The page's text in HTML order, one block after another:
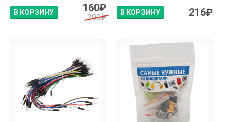
В КОРЗИНУ 160₽
290₽
В КОРЗИНУ 216₽